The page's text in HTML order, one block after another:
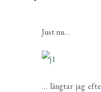
Just nu…
… längtar jag